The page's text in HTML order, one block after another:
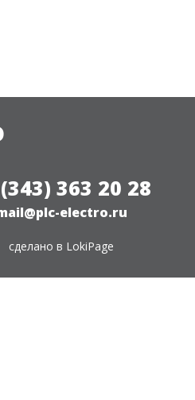
363 20 28
electro.ru
сделано в LokiPage